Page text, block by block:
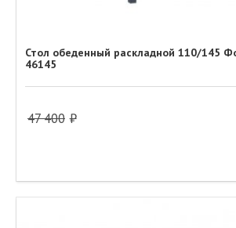
Стол обеденный раскладной 110/145
46145
47 400